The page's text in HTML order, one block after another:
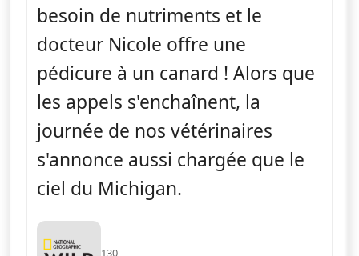
besoin de nutriments et le
docteur Nicole offre une
pédicure à un canard ! Alors que
les appels s'enchaînent, la
journée de nos vétérinaires
s'annonce aussi chargée que le
ciel du Michigan.
130